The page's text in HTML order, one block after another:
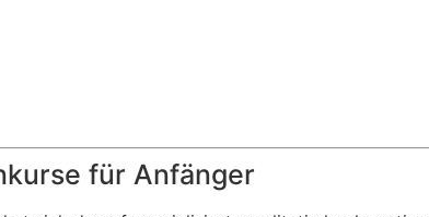
für Anfänger